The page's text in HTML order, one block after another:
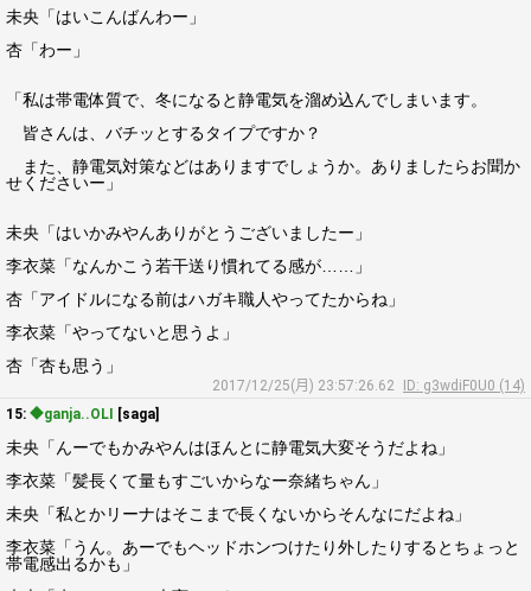
未央「はいこんばんわー」
杏「わー」
「私は帯電体質で、冬になると静電気を溜め込んでしまいます。
皆さんは、バチッとするタイプですか？
また、静電気対策などはありますでしょうか。ありましたらお聞か
せくださいー」
未央「はいかみやんありがとうございましたー」
李衣菜「なんかこう若干送り慣れてる感が……」
杏「アイドルになる前はハガキ職人やってたからね」
李衣菜「やってないと思うよ」
杏「杏も思う」
2017/12/25(月) 23:57:26.62
ID: g3wdiF0U0 (14)
15: ◆ganja..OLI [saga]
未央「んーでもかみやんはほんとに静電気大変そうだよね」
李衣菜「髪長くて量もすごいからなー奈緒ちゃん」
未央「私とかリーナはそこまで長くないからそんなにだよね」
李衣菜「うん。あーでもヘッドホンつけたり外したりするとちょっと
帯電感出るかも」